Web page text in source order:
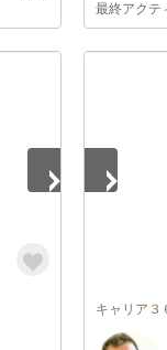
最終アクテ
キャリア３